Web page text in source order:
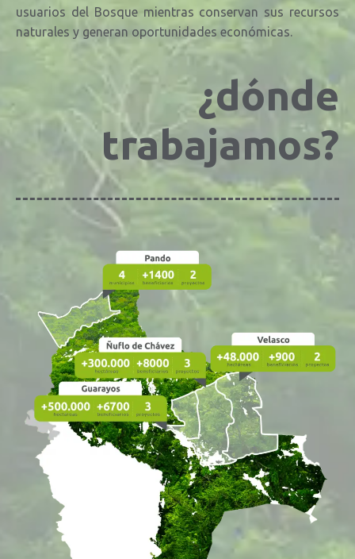
usuarios del Bosque mientras conservan sus recursos
naturales y generan oportunidades económicas.
¿dónde
trabajamos?